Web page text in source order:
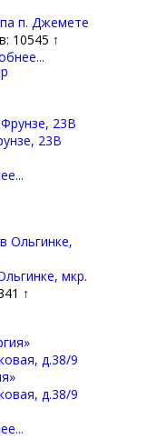
п. Джемете
10545 ↑
23В
мкр.
↑
д.38/9